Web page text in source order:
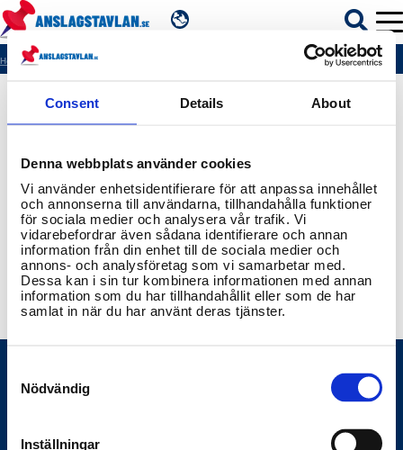
Consent Details About
Denna webbplats använder cookies
Vi använder enhetsidentifierare för att anpassa innehållet
och annonserna till användarna, tillhandahålla funktioner
för sociala medier och analysera vår trafik. Vi
vidarebefordrar även sådana identifierare och annan
information från din enhet till de sociala medier och
annons- och analysföretag som vi samarbetar med.
Dessa kan i sin tur kombinera informationen med annan
information som du har tillhandahållit eller som de har
samlat in när du har använt deras tjänster.
Selection
Nödvändig
Inställningar
MYNDIGHETER
REGIONER
KOMMUNER
Hem 404